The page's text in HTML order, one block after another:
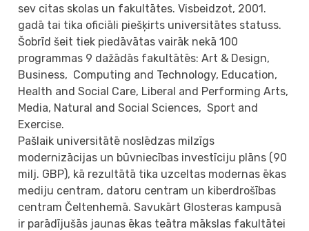
sev citas skolas un fakultātes. Visbeidzot, 2001.
gadā tai tika oficiāli piešķirts universitātes statuss.
Šobrīd šeit tiek piedāvātas vairāk nekā 100
programmas 9 dažādās fakultātēs: Art & Design,
Business, Computing and Technology, Education,
Health and Social Care, Liberal and Performing Arts,
Media, Natural and Social Sciences, Sport and
Exercise.
Pašlaik universitātē noslēdzas milzīgs
modernizācijas un būvniecības investīciju plāns (90
milj. GBP), kā rezultātā tika uzceltas modernas ēkas
mediju centram, datoru centram un kiberdrošības
centram Čeltenhemā. Savukārt Glosteras kampusā
ir parādījušās jaunas ēkas teātra mākslas fakultātei